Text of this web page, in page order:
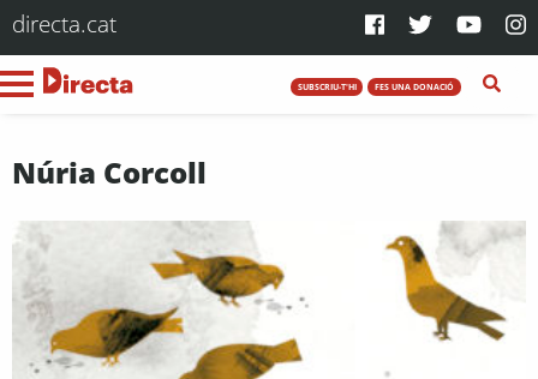
directa.cat
SUBSCRIU-T'HI FES UNA DONACIÓ
Núria Corcoll